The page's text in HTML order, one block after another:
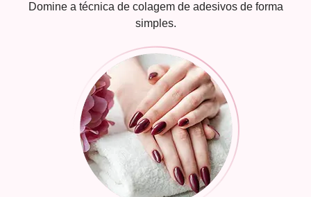
Domine a técnica de colagem de adesivos de forma
simples.